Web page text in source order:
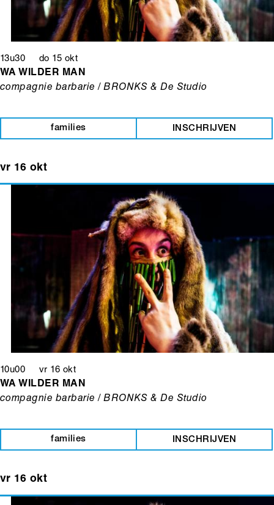
13u30 do 15 okt
WA WILDER MAN
compagnie barbarie / BRONKS & De Studio
families INSCHRIJVEN
vr 16 okt
10u00 vr 16 okt
WA WILDER MAN
compagnie barbarie / BRONKS & De Studio
families INSCHRIJVEN
vr 16 okt